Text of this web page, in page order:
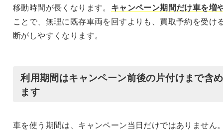
移動時間が長くなります。 キャンペーン期間だけ車を増
ことで、無理に既存車両を回すよりも、買取予約を受け
断がしやすくなります。
利用期間はキャンペーン前後の片付けまで含め
ます
車を使う期間は、キャンペーン当日だけではありません